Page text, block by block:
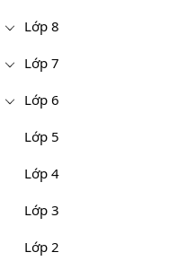
Lớp 8
Lớp 7
Lớp 6
Lớp 5
Lớp 4
Lớp 3
Lớp 2